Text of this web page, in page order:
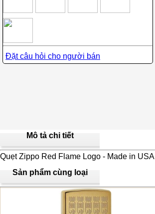
Đặt câu hỏi cho người bán
Mô tả chi tiết
Quẹt Zippo Red Flame Logo - Made in USA
Sản phẩm cùng loại